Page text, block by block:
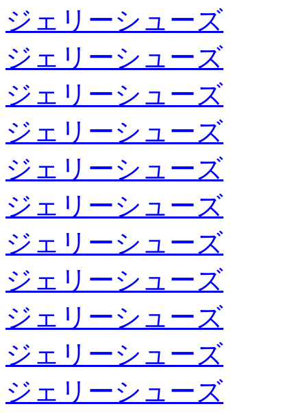
ジェリーシューズ
ジェリーシューズ
ジェリーシューズ
ジェリーシューズ
ジェリーシューズ
ジェリーシューズ
ジェリーシューズ
ジェリーシューズ
ジェリーシューズ
ジェリーシューズ
ジェリーシューズ